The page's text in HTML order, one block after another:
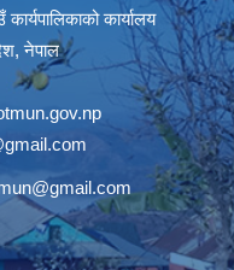
कार्यालय
नेपाल